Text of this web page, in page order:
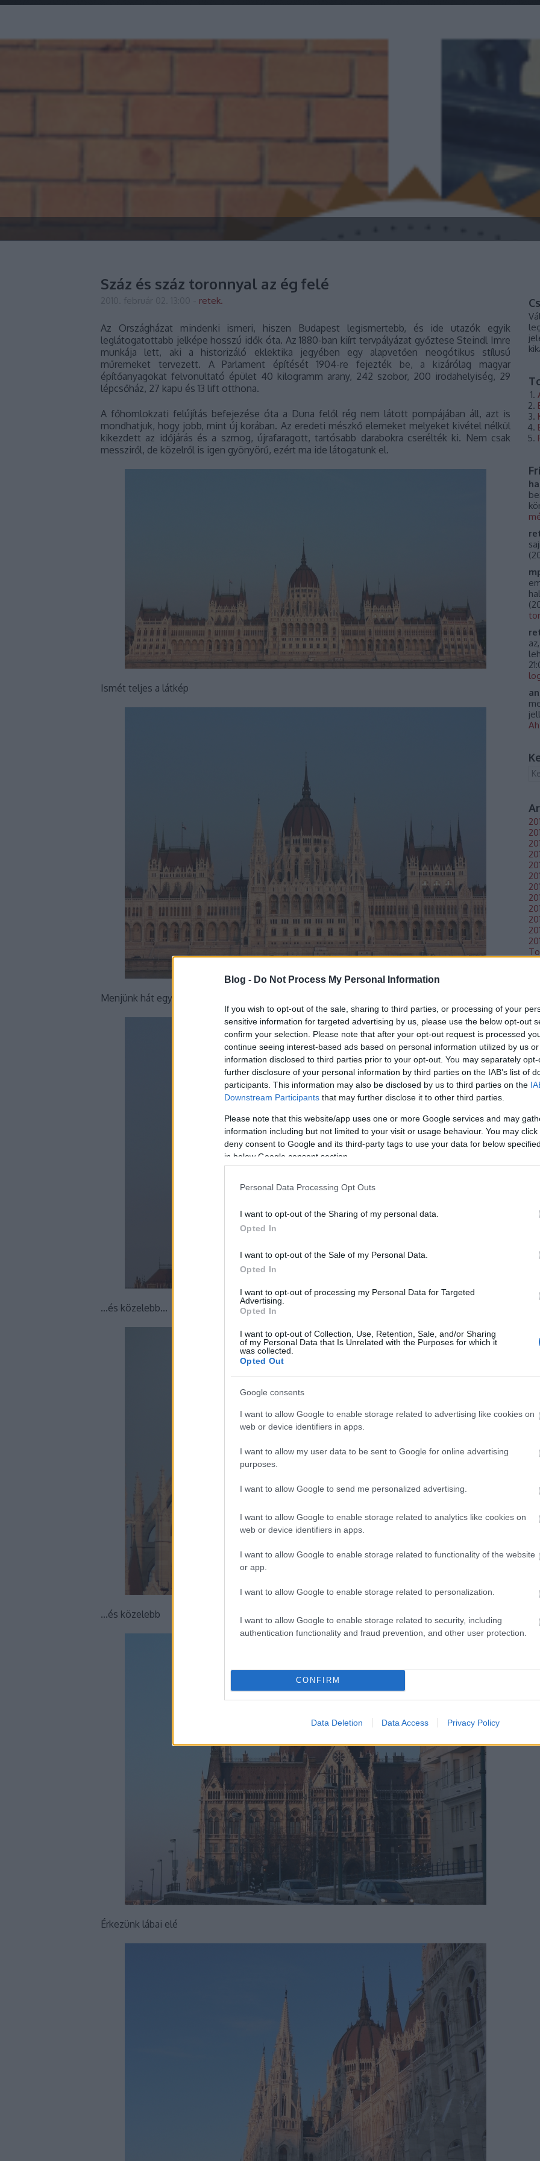
Blog - Do Not Process My Personal Information
If you wish to opt-out of the sale, sharing to third parties, or processing of your
sensitive information for targeted advertising by us, please use the below opt-out
confirm your selection. Please note that after your opt-out request is processed
continue seeing interest-based ads based on personal information utilized by us
information disclosed to third parties prior to your opt-out. You may separately
further disclosure of your personal information by third parties on the IAB’s list of
participants. This information may also be disclosed by us to third parties on the
Downstream Participants that may further disclose it to other third parties.
Please note that this website/app uses one or more Google services and may
information including but not limited to your visit or usage behaviour. You may
deny consent to Google and its third-party tags to use your data for below
in below Google consent section.
Personal Data Processing Opt Outs
I want to opt-out of the Sharing of my personal data.
Opted In
I want to opt-out of the Sale of my Personal Data.
Opted In
I want to opt-out of processing my Personal Data for Targeted
Advertising.
Opted In
I want to opt-out of Collection, Use, Retention, Sale, and/or Sharing
of my Personal Data that Is Unrelated with the Purposes for which it
was collected.
Opted Out
Google consents
I want to allow Google to enable storage related to advertising like cookies on
web or device identifiers in apps.
I want to allow my user data to be sent to Google for online advertising
purposes.
I want to allow Google to send me personalized advertising.
I want to allow Google to enable storage related to analytics like cookies on
web or device identifiers in apps.
I want to allow Google to enable storage related to functionality of the website
or app.
I want to allow Google to enable storage related to personalization.
I want to allow Google to enable storage related to security, including
authentication functionality and fraud prevention, and other user protection.
CONFIRM
Data Deletion Data Access Privacy Policy
Száz és száz toronnyal az ég felé
retek.
Az Országházat mindenki ismeri, hiszen Budapest legismertebb, és ide utazók egyik
leglátogatottabb jelképe hosszú idők óta. Az 1880-ban kiírt tervpályázat győztese Steindl Imre
munkája lett, aki a historizáló eklektika jegyében egy alapvetően neogótikus stílusú
műremeket tervezett. A Parlament építését 1904-re fejezték be, a kizárólag magyar
építőanyagokat felvonultató épület 40 kilogramm arany, 242 szobor, 200 irodahelyiség, 29
lépcsőház, 27 kapu és 13 lift otthona.
A főhomlokzati felújítás befejezése óta a Duna felől rég nem látott pompájában áll, azt is
mondhatjuk, hogy jobb, mint új korában. Az eredeti mészkő elemeket melyeket kivétel nélkül
kikezdett az időjárás és a szmog, újrafaragott, tartósabb darabokra cserélték ki. Nem csak
messziről, de közelről is igen gyönyörű, ezért ma ide látogatunk el.
Ismét teljes a látkép
Menjünk hát egy kicsit közelebb...
...és közelebb...
...és közelebb
Érkezünk lábai elé
(
(